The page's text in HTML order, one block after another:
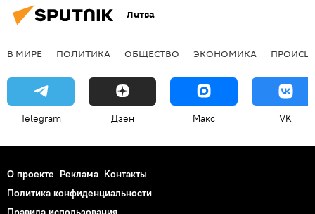
Литва
В МИРЕ ПОЛИТИКА ОБЩЕСТВО ЭКОНОМИКА
Telegram Дзен Макс VK
О проекте Реклама Контакты
Политика конфиденциальности